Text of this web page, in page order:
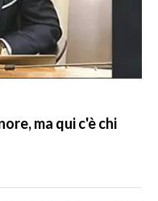
ma qui c'è chi